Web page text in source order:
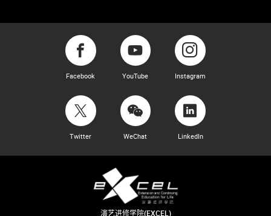
Facebook YouTube Instagram
Twitter WeChat LinkedIn
演艺进修学院(EXCEL)